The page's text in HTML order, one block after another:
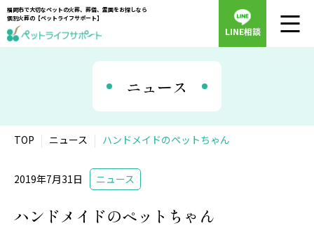
福岡市で大切なペットの火葬、葬儀、霊園をお探しなら
個別火葬の【ペットライフサポート】
LINE相談
ニュース
TOP ニュース ハンドメイドのペットちゃん
2019年7月31日 ニュース
ハンドメイドのペットちゃん